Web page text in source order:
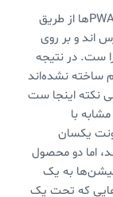
از طرف دیگر، وب اپلیکیشن‌های پویا یا همان PWAها از طریق
اند و بر روی
ست. در نتیجه
ساخته نشده‌اند
نکته اینجا ست
با
یکسان
اما دو محصول
به یک
که تحت یک